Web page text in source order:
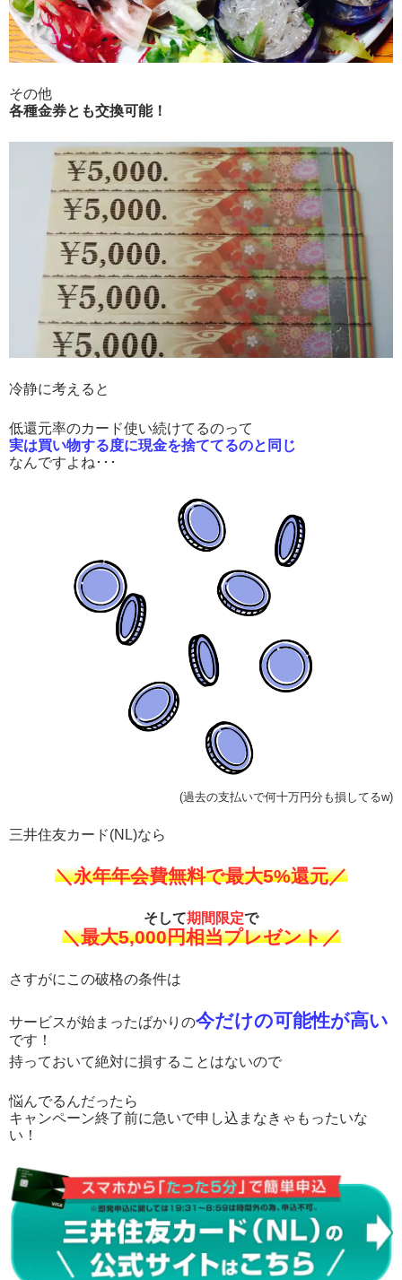
その他
各種金券とも交換可能！
冷静に考えると
低還元率のカード使い続けてるのって
実は買い物する度に現金を捨ててるのと同じ
なんですよね･･･
(過去の支払いで何十万円分も損してるw)
三井住友カード(NL)なら
＼永年年会費無料で最大5%還元／
そして期間限定で
＼最大5,000円相当プレゼント／
さすがにこの破格の条件は
サービスが始まったばかりの今だけの可能性が高い
です！
持っておいて絶対に損することはないので
悩んでるんだったら
キャンペーン終了前に急いで申し込まなきゃもったいな
い！